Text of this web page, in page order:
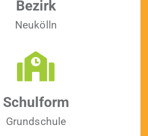
Bezirk
Neukölln
Schul­form
Grund­schule